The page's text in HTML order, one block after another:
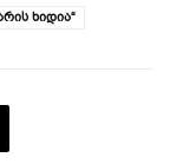
ხიდია“